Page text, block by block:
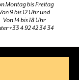
Montag bis Freitag
9 bis 12 Uhr und
Von 14 bis 18 Uhr
+33 4 92 42 34 34